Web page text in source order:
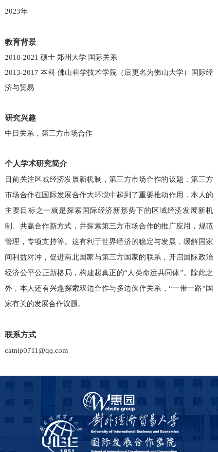
2023年
教育背景
2018-2021 硕士 郑州大学 国际关系
2013-2017 本科 佛山科学技术学院（后更名为佛山大学）国际经
济与贸易
研究兴趣
中日关系，第三方市场合作
个人学术研究简介
目前关注区域经济发展新机制，第三方市场合作的议题，第三方
市场合作在国际发展合作大环境中起到了重要推动作用，本人的
主要目标之一就是探索国际经济新形势下的区域经济发展新机
制、共赢合作新方式，并探索第三方市场合作的推广应用，规范
管理，专项支持等。这有利于世界经济的稳定与发展，缓解国家
间利益对冲，促进南北国家与第三方国家的联系，开启国际政治
经济公平公正新格局，构建起真正的“人类命运共同体”。除此之
外，本人还有兴趣探索双边合作与多边伙伴关系，“一带一路”国
家有关的发展合作议题。
联系方式
catnip0711@qq.com